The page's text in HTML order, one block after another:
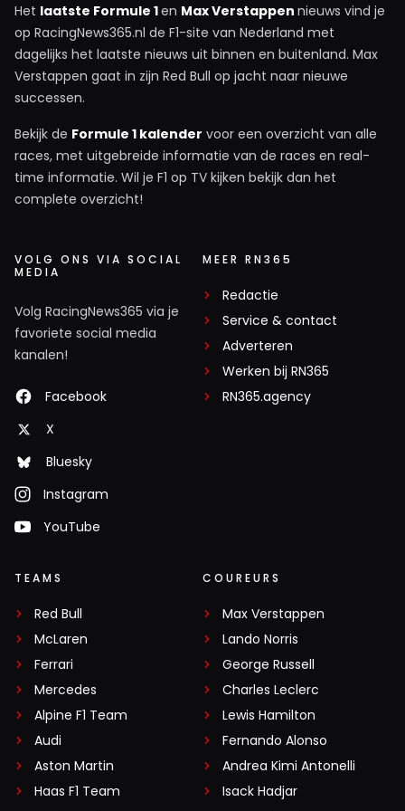
5 oktober 2025 14:13
Norris is toch altijd alleen van kwaad bewust als een
ander hem wat flikt?
5 oktober 2025 14:54
Hoorde je ‘m in “the green room” na de race? Was
tegen Russel toen die zijn auto in slowmotion werd
getoond: “a lot of flex” . Met een vriend als Norris heb
garelli1972
Norris had weer geluk dat piastri genaaid wordt bij zijn
pitstop zodoende had hij geen tegenstand meer van
Piastri
B Klinky
Piastri is zo pissed dat hij niet bij het team staat te
feesten maar in de media pen achter de pits.
5 oktober 2025 14:24
Nee, maar dat is Norris nooit. Maar wel lopen janken als
het hem overkomt. Dit gaat nog leuk worden. Als Piastri
hem nu een oor aan kan naaien dan doet hij het.
Whammes
5 oktober 2025 14:35
Het laatste Formule 1en Max Verstappen nieuws vind je
op RacingNews365.nl de F1-site van Nederland met
dagelijks het laatste nieuws uit binnen en buitenland. Max
Verstappen gaat in zijn Red Bull op jacht naar nieuwe
successen.
Bekijk de Formule 1 kalender voor een overzicht van alle
races, met uitgebreide informatie van de races en real-
time informatie. Wil je F1 op TV kijken bekijk dan het
complete overzicht!
VOLG ONS VIA SOCIAL
MEDIA
Volg RacingNews365 via je
favoriete social media
kanalen!
Facebook
X
Bluesky
Instagram
YouTube
MEER RN365
Redactie
Service & contact
Adverteren
Werken bij RN365
RN365.agency
TEAMS
Red Bull
McLaren
Ferrari
Mercedes
Alpine F1 Team
Audi
Aston Martin
Haas F1 Team
COUREURS
Max Verstappen
Lando Norris
George Russell
Charles Leclerc
Lewis Hamilton
Fernando Alonso
Andrea Kimi Antonelli
Isack Hadjar